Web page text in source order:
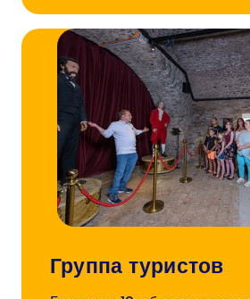
Группа туристов